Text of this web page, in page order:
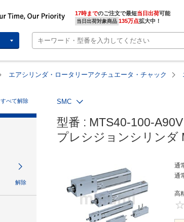
17時までのご注文で最短当日出荷
当日出荷対象商品 135万点拡大中！
エアシリンダ・ロータリーアクチュエータ・チャック
すべて解除
解除
SMC
型番 : MTS40-100-A90V
プレシジョンシリンダ
通
通
高